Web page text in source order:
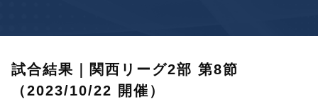
試合結果｜関西リーグ2部 第8節
（2023/10/22 開催）